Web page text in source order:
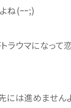
ね(ｰｰ;)
ウマになって
には進めません